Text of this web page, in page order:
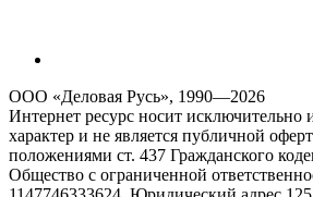
ООО «Деловая Русь», 1990—2026
Интернет ресурс носит
характер и не является публичной
положениями ст. 437 Гражданского
Общество с ограниченной